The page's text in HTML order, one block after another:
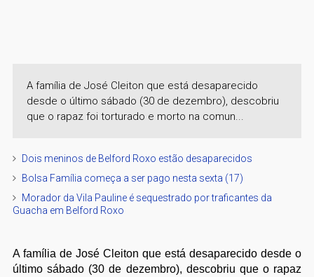
A família de José Cleiton que está desaparecido
desde o último sábado (30 de dezembro), descobriu
que o rapaz foi torturado e morto na comun...
Dois meninos de Belford Roxo estão desaparecidos
Bolsa Família começa a ser pago nesta sexta (17)
Morador da Vila Pauline é sequestrado por traficantes da
Guacha em Belford Roxo
A família de José Cleiton que está desaparecido desde o
último sábado (30 de dezembro), descobriu que o rapaz